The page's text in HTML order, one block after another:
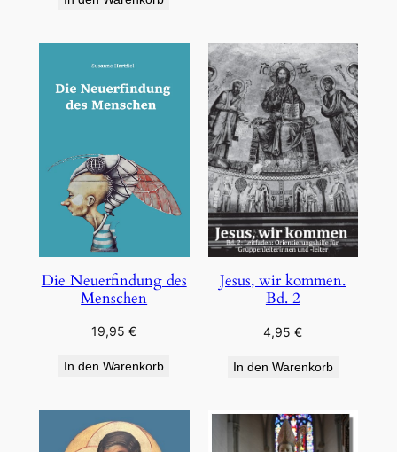
Die Neuerfindung des
Menschen
19,95€
In den Warenkorb
Jesus, wir kommen.
Bd. 2
4,95€
In den Warenkorb